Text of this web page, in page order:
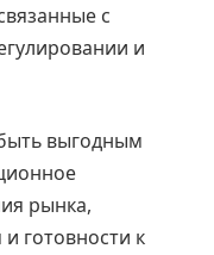
с
и
выгодным
рынка,
готовности к